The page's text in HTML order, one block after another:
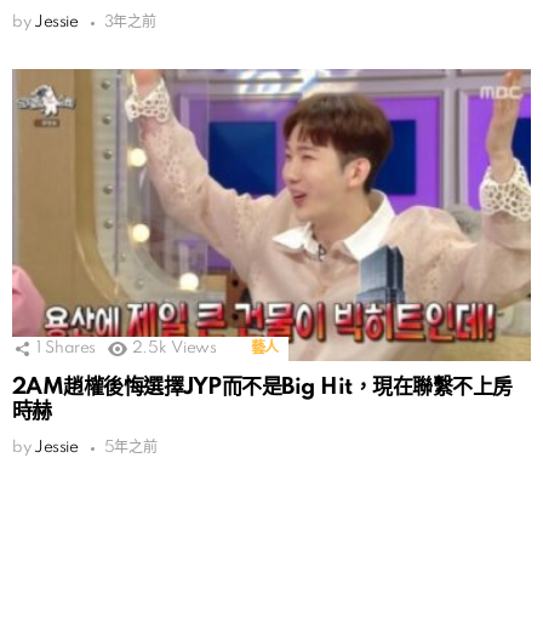
by Jessie 3年之前
Shares 2.5k Views 藝人
2AM趙權後悔選擇JYP而不是Big Hit，現在聯繫不上房
時赫
by Jessie 5年之前